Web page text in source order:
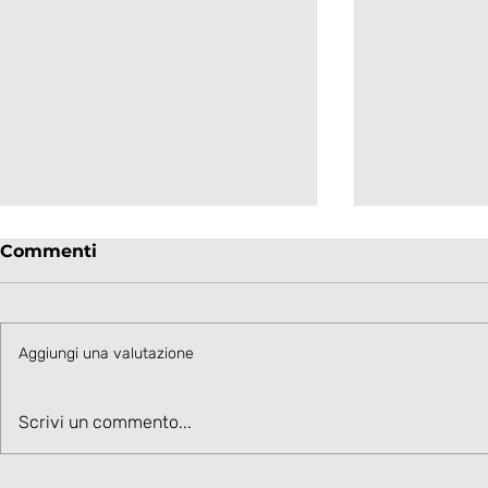
Talento in accelerazione:
Commenti
Aggiungi una valutazione
Scrivi un commento...